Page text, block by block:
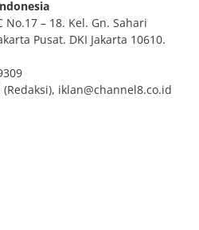
No.17 – 18. Kel. Gn. Sahari
Pusat. DKI Jakarta 10610.
(Redaksi), iklan@channel8.co.id